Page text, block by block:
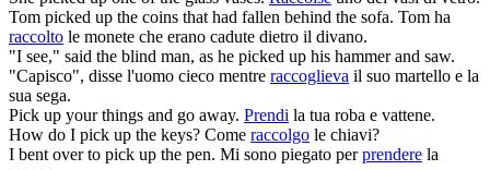
Tom picked up the coins that had fallen behind the sofa. Tom ha
raccolto le monete che erano cadute dietro il divano.
"I see," said the blind man, as he picked up his hammer and saw.
"Capisco", disse l'uomo cieco mentre raccoglieva il suo martello e la
sua sega.
Pick up your things and go away. Prendi la tua roba e vattene.
How do I pick up the keys? Come raccolgo le chiavi?
I bent over to pick up the pen. Mi sono piegato perprendere la